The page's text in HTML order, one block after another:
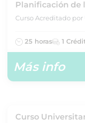
Planificación de
Curso Acreditado
25 horas 1
Más info
Curso